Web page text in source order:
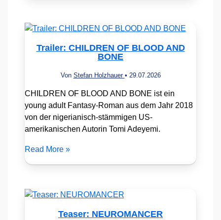
Trailer: CHILDREN OF BLOOD AND
BONE
Von Stefan Holzhauer • 29.07.2026
CHILDREN OF BLOOD AND BONE ist ein
young adult Fantasy-Roman aus dem Jahr 2018
von der nigerianisch-stämmigen US-
amerikanischen Autorin Tomi Adeyemi.
Read More »
Teaser: NEUROMANCER